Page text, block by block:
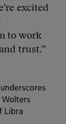
excited
to work
trust.”
Libra